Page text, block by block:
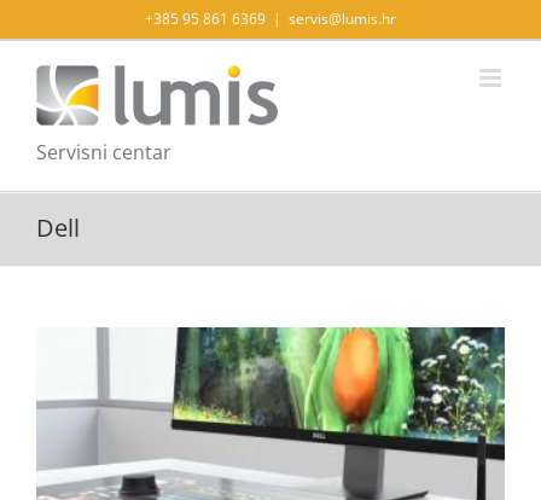
to
content
+385 95 861 6369 | servis@lumis.hr
Servisni centar
Dell